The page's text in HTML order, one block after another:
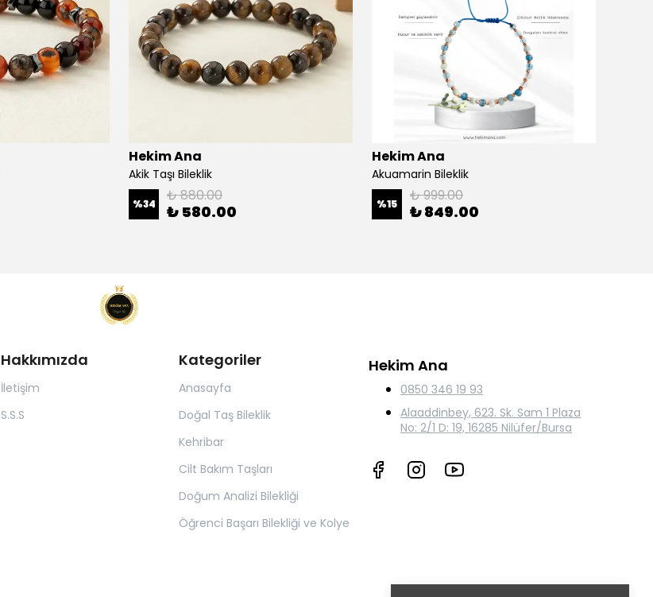
Hekim Ana
Akik Taşı Bileklik
%34 ₺ 880.00
₺ 580.00
Hekim Ana
Akuamarin Bileklik
%15 ₺ 999.00
₺ 849.00
Hakkımızda
İletişim
S.S.S
Kategoriler
Anasayfa
Doğal Taş Bileklik
Kehribar
Cilt Bakım Taşları
Doğum Analizi Bilekliği
Öğrenci Başarı Bilekliği ve Kolye
Hekim Ana
0850 346 19 93
Alaaddinbey, 623. Sk. Sam 1 Plaza
No: 2/1 D: 19, 16285 Nilüfer/Bursa